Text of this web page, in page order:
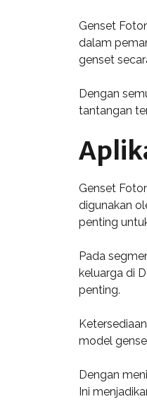
Genset
dalam
genset
Dengan
tantangan
Genset
digunakan
penting
Pada
keluarga di
penting.
model
Dengan
Ini